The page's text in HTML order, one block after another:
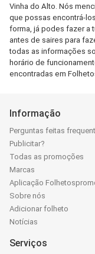
Vinha do Alto. Nós
que possas encontrá-
forma, já podes fazer a
antes de saires para
todas as informações
horário de
encontradas em
Informação
Perguntas feitas
Publicitar?
Todas as promoções
Marcas
Aplicação
Sobre nós
Adicionar folheto
Notícias
Serviços